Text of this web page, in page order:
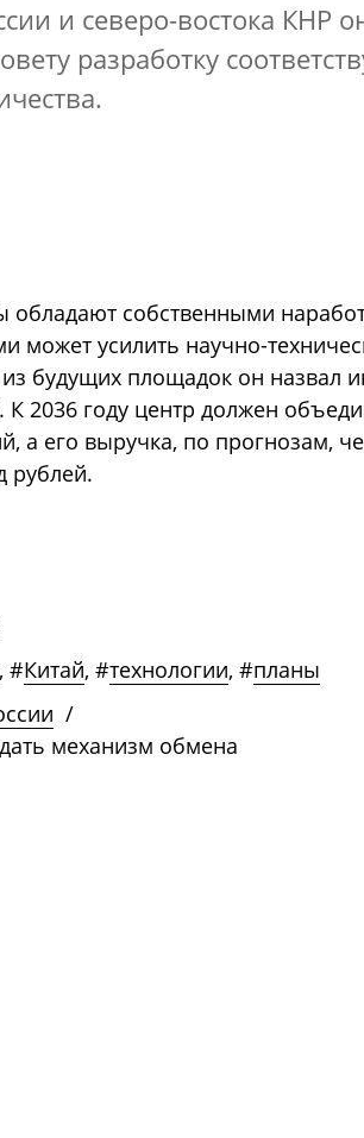
и северо-востока КНР
разработку
обладают собственными
может усилить научно-
из будущих площадок он назвал
К 2036 году центр должен
а его выручка, по прогнозам,
рублей.
, #Китай, #технологии, #планы
/
механизм обмена